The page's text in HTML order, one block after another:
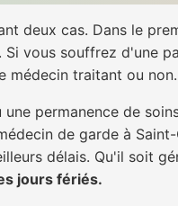
deux cas. Dans le
. Si vous souffrez d'une
médecin traitant ou non.
permanence de
de garde à
délais. Qu'il soit
jours fériés.